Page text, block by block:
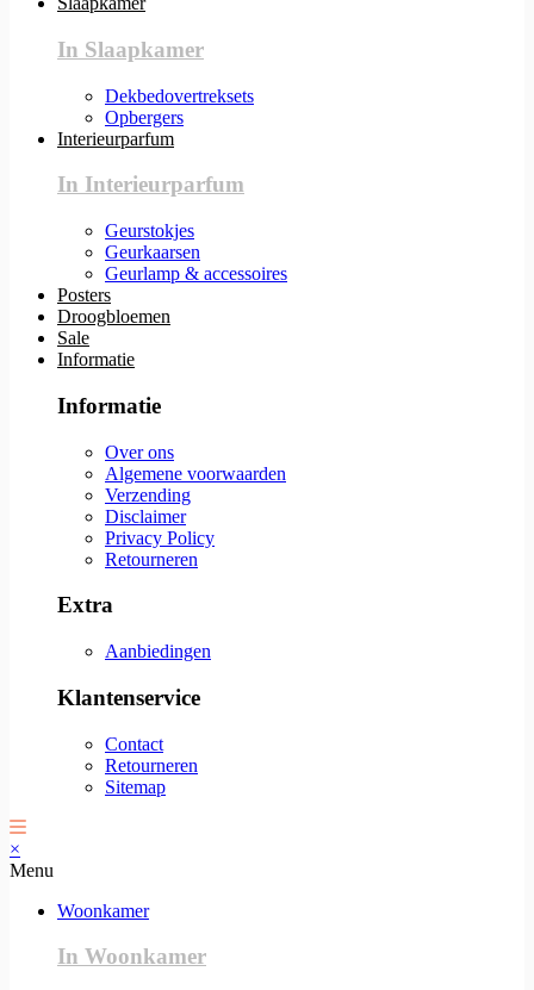
In Slaapkamer
Dekbedovertreksets
Opbergers
Interieurparfum
In Interieurparfum
Geurstokjes
Geurkaarsen
Geurlamp & accessoires
Posters
Droogbloemen
Sale
Informatie
Informatie
Over ons
Algemene voorwaarden
Verzending
Disclaimer
Privacy Policy
Retourneren
Extra
Aanbiedingen
Klantenservice
Contact
Retourneren
Sitemap
×
Menu
Woonkamer
In Woonkamer